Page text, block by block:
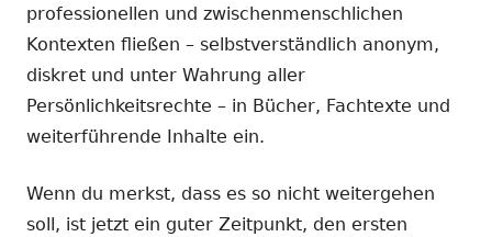
neuem
Fenster
öffnen
professionellen und zwischenmenschlichen
Kontexten fließen – selbstverständlich anonym,
diskret und unter Wahrung aller
Persönlichkeitsrechte – in Bücher, Fachtexte und
weiterführende Inhalte ein.
Wenn du merkst, dass es so nicht weitergehen
soll, ist jetzt ein guter Zeitpunkt, den ersten